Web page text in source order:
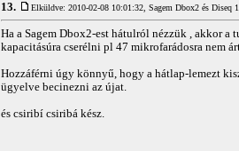
13. Elküldve: 2010-02-08 10:01:32, Sagem Dbox2 és Diseq
Ha a Sagem Dbox2-est hátulról nézzük , akkor
kapacitásúra cserélni pl 47 mikrofarádosra nem
Hozzáférni úgy könnyű, hogy a hátlap-lemezt
ügyelve becinezni az újat.
és csiribí csiribá kész.